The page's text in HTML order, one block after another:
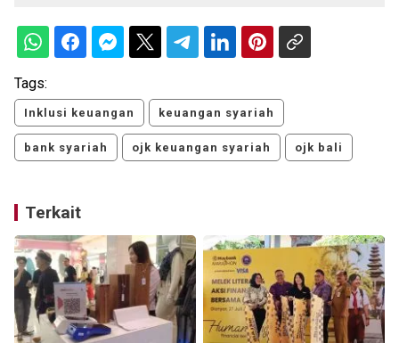
Tags:
Inklusi keuangan keuangan syariah
bank syariah ojk keuangan syariah ojk bali
Terkait